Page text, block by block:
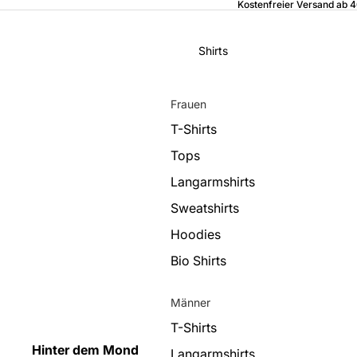
Kostenfreier Versand ab
Hinter dem Mond
Shirts
Frauen
T-Shirts
Tops
Langarmshirts
Sweatshirts
Hoodies
Bio Shirts
Männer
T-Shirts
Langarmshirts